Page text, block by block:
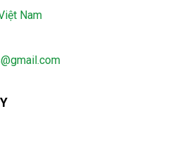
Nam